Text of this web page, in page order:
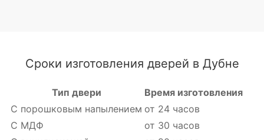
Сроки изготовления дверей в Дубне
Тип двери
Время изготовления
С порошковым напылением от 24 часов
С МДФ
от 30 часов